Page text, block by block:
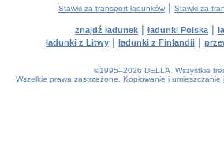
Stawki za transport ładunków | Stawki za
znajdź ładunek | ładunki Polska |
ładunki z Litwy | ładunki z Finlandii |
©1995–2026 DELLA. Wszystkie
Wszelkie prawa zastrzeżone.
Kopiowanie i